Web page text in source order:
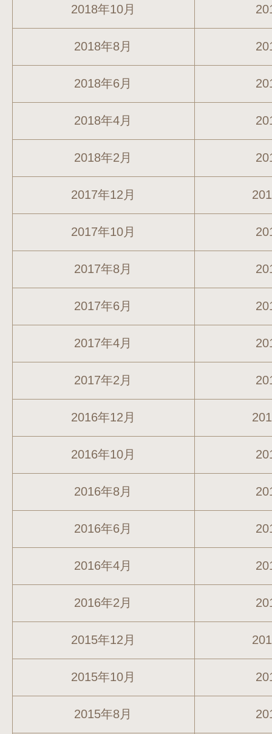
2018年10月
2018年8月
2018年6月
2018年4月
2018年2月
2017年12月
2017年10月
2017年8月
2017年6月
2017年4月
2017年2月
2016年12月
2016年10月
2016年8月
2016年6月
2016年4月
2016年2月
2015年12月
2015年10月
2015年8月